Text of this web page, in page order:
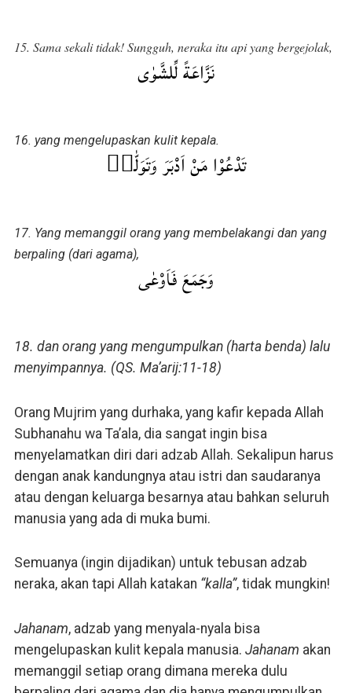
15. Sama sekali tidak! Sungguh, neraka itu api yang bergejolak,
نَزَّاعَةً لِّلشَّوٰى‌
16. yang mengelupaskan kulit kepala.
تَدْعُوْا مَنْ اَدْبَرَ وَتَوَلّٰىۙ‏
17. Yang memanggil orang yang membelakangi dan yang
berpaling (dari agama),
وَجَمَعَ فَاَوْعٰى
18. dan orang yang mengumpulkan (harta benda) lalu
menyimpannya. (QS. Ma’arij:11-18)
Orang Mujrim yang durhaka, yang kafir kepada Allah
Subhanahu wa Ta’ala, dia sangat ingin bisa
menyelamatkan diri dari adzab Allah. Sekalipun harus
dengan anak kandungnya atau istri dan saudaranya
atau dengan keluarga besarnya atau bahkan seluruh
manusia yang ada di muka bumi.
Semuanya (ingin dijadikan) untuk tebusan adzab
neraka, akan tapi Allah katakan “kalla”, tidak mungkin!
Jahanam, adzab yang menyala-nyala bisa
mengelupaskan kulit kepala manusia. Jahanam akan
memanggil setiap orang dimana mereka dulu